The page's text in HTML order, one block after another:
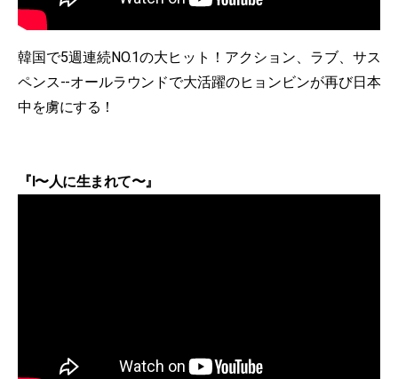
韓国で5週連続NO.1の大ヒット！アクション、ラブ、サス
ペンス--オールラウンドで大活躍のヒョンビンが再び日本
中を虜にする！
『I〜人に生まれて〜』